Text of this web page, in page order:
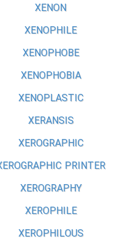
XENON
XENOPHILE
XENOPHOBE
XENOPHOBIA
XENOPLASTIC
XERANSIS
XEROGRAPHIC
PRINTER
XEROGRAPHY
XEROPHILE
XEROPHILOUS